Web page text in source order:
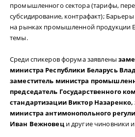
промышленного сектора (тарифы,
субсидирование, контрафакт);
на рынках промышленной продукции
темы.
Среди спикеров форума заявлены
министра Республики Беларусь
заместитель министра
председатель Государственного
стандартизации Виктор Назаренко,
министра антимонопольного
Иван Вежновеци другие чиновники